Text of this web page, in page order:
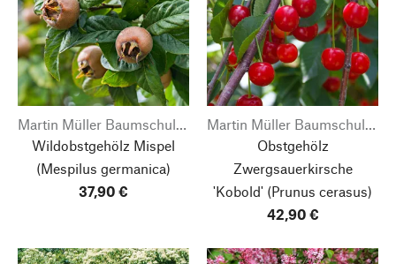
Martin Müller Baumschulen
Wildobstgehölz Mispel
(Mespilus germanica)
37,90 €
Martin Müller Baumschulen
Obstgehölz
Zwergsauerkirsche
'Kobold' (Prunus cerasus)
42,90 €